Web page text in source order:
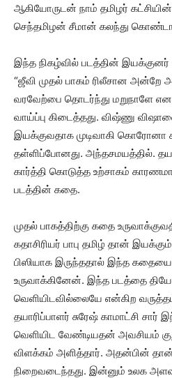
ஆகியோருடன் நாம் தமிழர்
செந்தமிழன் சீமான் கலந்து
இந்த நிகழ்வில் படத்தின் இயக்குனர்
“ஜீவி முதல் பாகம் ரிலீசான அன்றே
வரவேற்பை தொடர்ந்து மறுநாளே
வாய்ப்பு கிடைத்தது. விஷ்ணு
இயக்குவதாக முடிவாகி
தள்ளிப்போனது. அந்தசமயத்தில்.
கார்த்தி கொடுத்த உற்சாகம்
படத்தின் கதை.
முதல் பாகத்திற்கு கதை
கதாசிரியர் பாபு தமிழ் தான்
பிஸியாக இருந்ததால் இந்த
உருவாக்கினேன். இந்த படத்தை
வெளியிடவில்லையே என்கிற
தயாரிப்பாளர் சுரேஷ் காமாட்சி சார்
வெளியிட வேண்டியதன் அவசியம்
விளக்கம் அளித்தார். அதன்பின்
நிறைவடைந்தது. இன்னும் உலக